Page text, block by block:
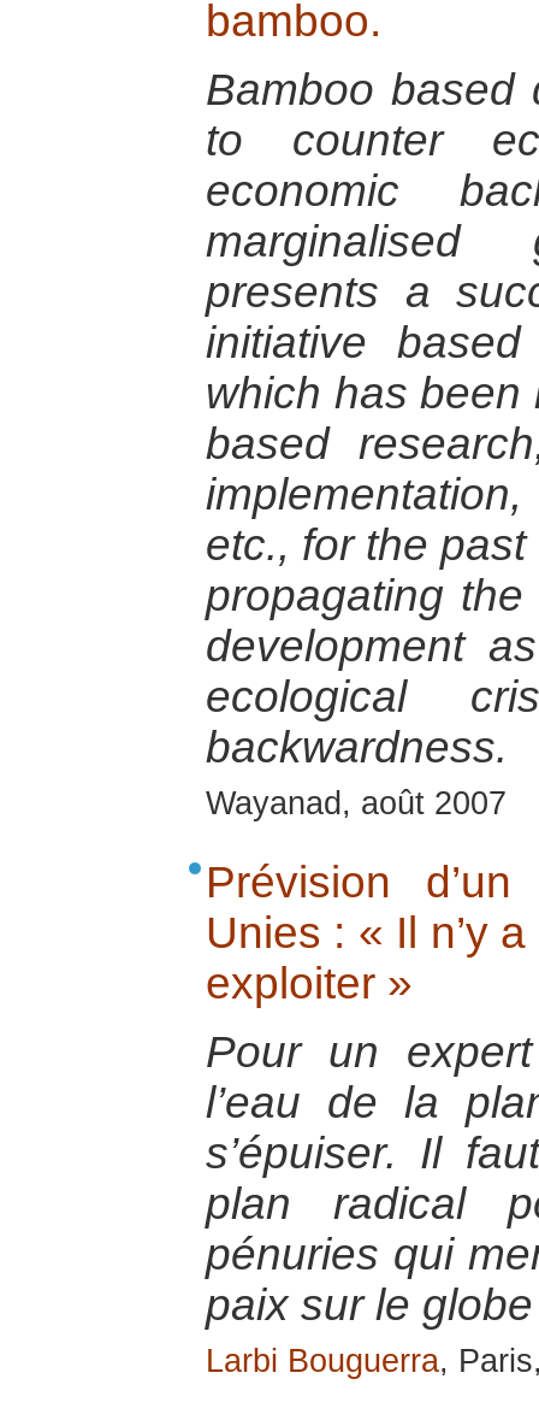
bamboo.
Bamboo based
to counter
economic
presents a
initiative
which has been
based
etc., for the
propagating
development
ecological
backwardness.
Wayanad, août 2007
Prévision
Unies : « Il n’y
exploiter »
Pour un
l’eau de la
s’épuiser. Il
plan radical
pénuries qui
paix sur le
Larbi Bouguerra,